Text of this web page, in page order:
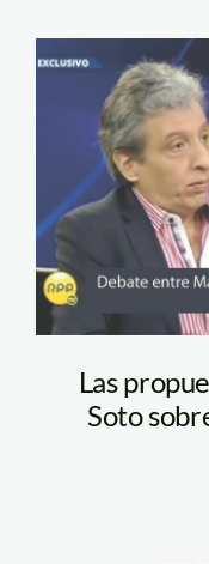
Las
Soto